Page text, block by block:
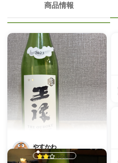
商品情報
やすかわ
Good!